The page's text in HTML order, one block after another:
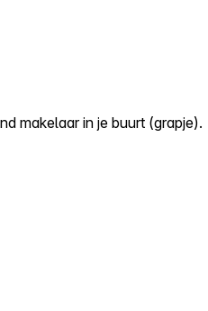
makelaar in je buurt (grapje).